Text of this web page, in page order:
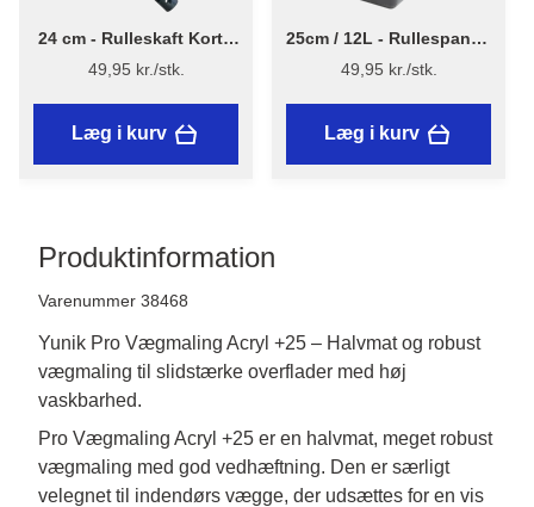
24 cm - Rulleskaft Kort -
NYT DESIGN - Flügger
49,95 kr./stk.
Læg i kurv
25cm / 12L - Rullespand i
genanvendt plast - Stiwex
49,95 kr./stk.
Læg i kurv
Produktinformation
Varenummer 38468
Yunik Pro Vægmaling Acryl +25 – Halvmat og robust
vægmaling til slidstærke overflader med høj
vaskbarhed.
Pro Vægmaling Acryl +25 er en halvmat, meget robust
vægmaling med god vedhæftning. Den er særligt
velegnet til indendørs vægge, der udsættes for en vis